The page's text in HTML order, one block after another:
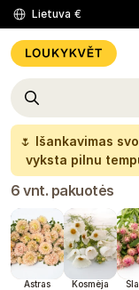
Lietuva €
🌷 Išankavimas
vyksta pilnu
6 vnt. pakuotės
Astras Kosmėja